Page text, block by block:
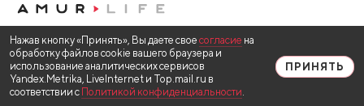
Нажав кнопку «Принять», Вы даете свое согласие на
обработку файлов cookie вашего браузера и
использование аналитических сервисов
Yandex.Metrika, LiveInternet и Top.mail.ru в
соответствии с Политикой конфиденциальности.
ПРИНЯТЬ